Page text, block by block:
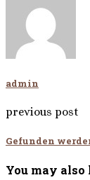
admin
previous post
Gefunden
You may also